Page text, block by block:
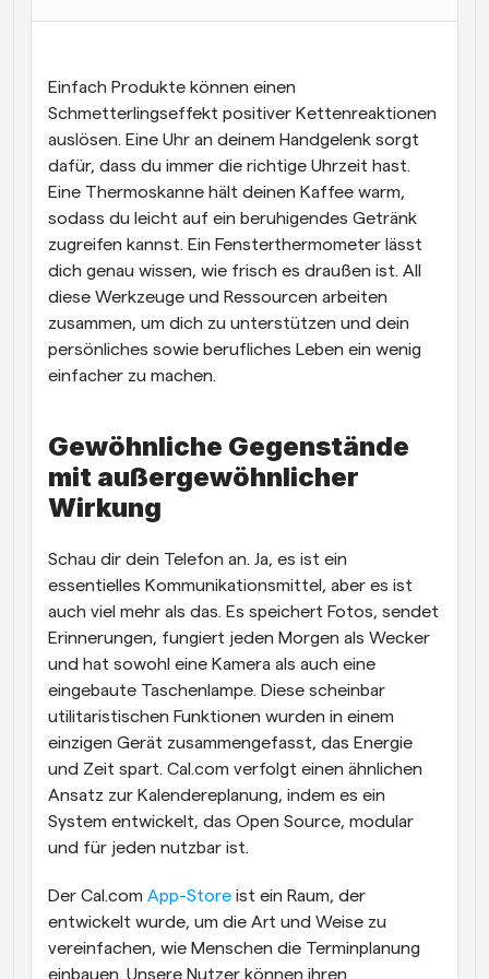
Supercharged Planung mit KI-gestützten Anrufen
Blog
Bleiben Sie auf dem Laufenden über die neuesten
Nachrichten und Updates.
Sofortige Besprechungen
Treffen Sie sich in wenigen Minuten mit Kunden
Dynamische Gruppenlinks
Nahtlos Meetings mit mehreren Personen buchen
Webhooks
Erhalten Sie eine Benachrichtigung, wenn etwas
passiert
Einfach Produkte können einen
Schmetterlingseffekt positiver Kettenreaktionen
auslösen. Eine Uhr an deinem Handgelenk sorgt
dafür, dass du immer die richtige Uhrzeit hast.
Eine Thermoskanne hält deinen Kaffee warm,
sodass du leicht auf ein beruhigendes Getränk
zugreifen kannst. Ein Fensterthermometer lässt
dich genau wissen, wie frisch es draußen ist. All
diese Werkzeuge und Ressourcen arbeiten
zusammen, um dich zu unterstützen und dein
persönliches sowie berufliches Leben ein wenig
einfacher zu machen.
Gewöhnliche Gegenstände
mit außergewöhnlicher
Wirkung
Schau dir dein Telefon an. Ja, es ist ein
essentielles Kommunikationsmittel, aber es ist
auch viel mehr als das. Es speichert Fotos, sendet
Erinnerungen, fungiert jeden Morgen als Wecker
und hat sowohl eine Kamera als auch eine
eingebaute Taschenlampe. Diese scheinbar
utilitaristischen Funktionen wurden in einem
einzigen Gerät zusammengefasst, das Energie
und Zeit spart. Cal.com verfolgt einen ähnlichen
Ansatz zur Kalendereplanung, indem es ein
System entwickelt, das Open Source, modular
und für jeden nutzbar ist.
Der Cal.com App-Store ist ein Raum, der
entwickelt wurde, um die Art und Weise zu
vereinfachen, wie Menschen die Terminplanung
einbauen. Unsere Nutzer können ihren